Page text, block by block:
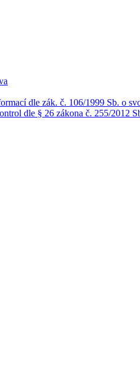
dle zák. č. 106/1999 Sb. o
dle § 26 zákona č. 255/2012